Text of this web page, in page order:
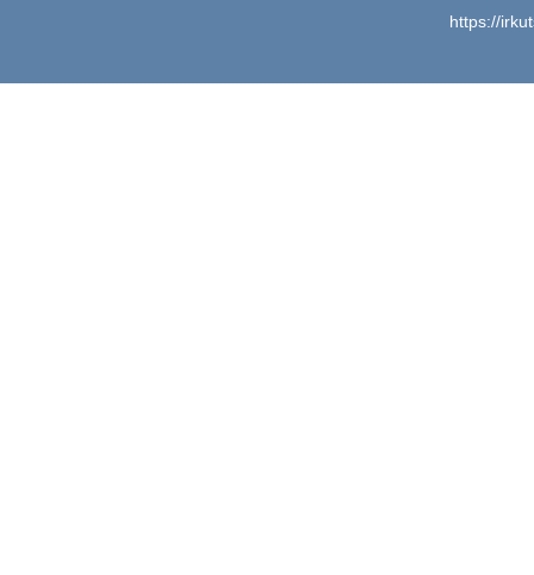
https://